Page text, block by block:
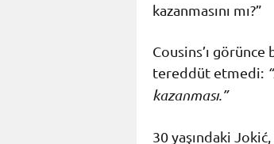
kazanmasını mı?”
Cousins’ı
tereddüt etmedi:
kazanması.”
30 yaşındaki